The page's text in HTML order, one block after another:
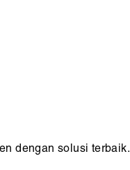
dengan solusi terbaik.